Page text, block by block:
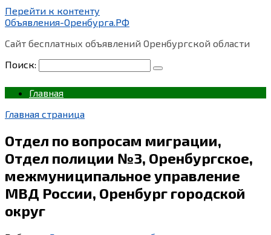
Перейти к контенту
Объявления-Оренбурга.РФ
Сайт бесплатных объявлений Оренбургской области
Поиск:
Главная
Главная страница
Отдел по вопросам миграции,
Отдел полиции №3, Оренбургское,
межмуниципальное управление
МВД России, Оренбург городской
округ